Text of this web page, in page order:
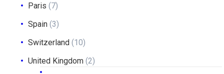
Paris (7)
Spain (3)
Switzerland (10)
United Kingdom (2)